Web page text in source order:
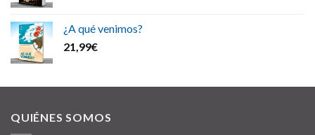
¿A qué venimos?
21,99€
QUIÉNES SOMOS